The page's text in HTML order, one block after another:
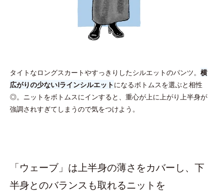
タイトなロングスカートやすっきりしたシルエットのパンツ。 横
広がりの少ないIラインシルエットになるボトムスを選ぶと相性
◎。ニットをボトムスにインすると、重心が上に上がり上半身が
強調されすぎてしまうので気をつけよう。
「ウェーブ」は上半身の薄さをカバーし、下
半身とのバランスも取れるニットを